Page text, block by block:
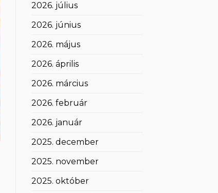
2026. július
2026. június
2026. május
2026. április
2026. március
2026. február
2026. január
2025. december
2025. november
2025. október